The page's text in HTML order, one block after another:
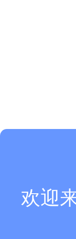
欢迎